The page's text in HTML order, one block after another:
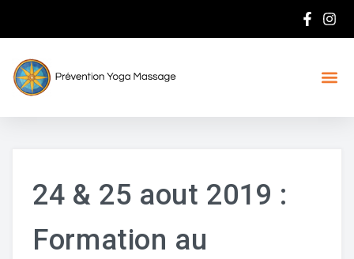
24 & 25 aout 2019 :
Formation au